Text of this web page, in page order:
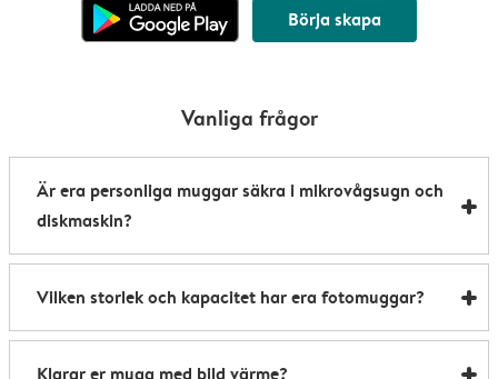
Börja skapa
Vanliga frågor
Är era personliga muggar säkra i mikrovågsugn och
diskmaskin?
Våra personanpassade muggar är både
mikrovågsugns- och diskmaskinståliga. Enda
undantaget är våra värmeskiftande muggar. De är
Vilken storlek och kapacitet har era fotomuggar?
Våra muggar är 8,2 x 9,5 cm och rymmer upp till 285
Klarar er mugg med bild värme?